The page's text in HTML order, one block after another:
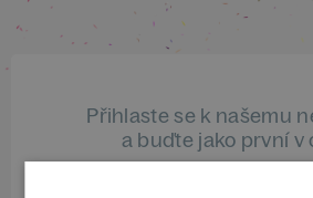
Přihlaste se k našemu
a buďte jako první v